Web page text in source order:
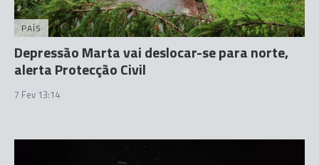
PAÍS
Depressão Marta vai deslocar-se para norte,
alerta Protecção Civil
7 Fev 13:14